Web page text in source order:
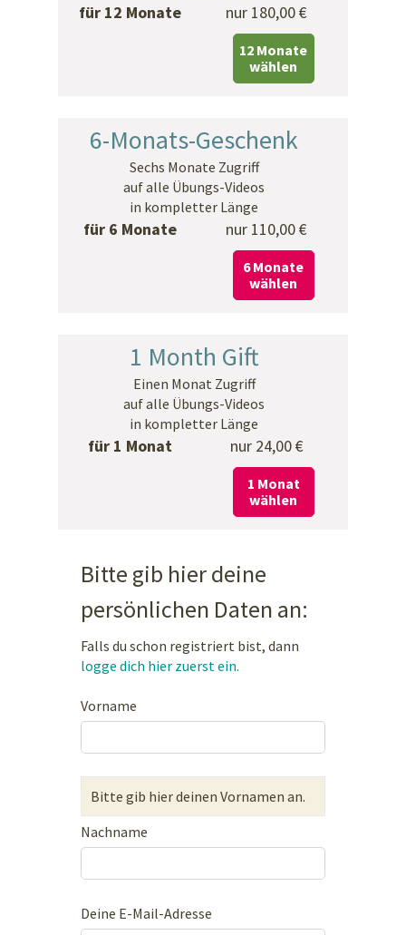
nur 180,00 €
für 12 Monate
12 Monate
wählen
6-Monats-Geschenk
Sechs Monate Zugriff
auf alle Übungs-Videos
in kompletter Länge
nur 110,00 €
für 6 Monate
6 Monate
wählen
1 Month Gift
Einen Monat Zugriff
auf alle Übungs-Videos
in kompletter Länge
nur 24,00 €
für 1 Monat
1 Monat
wählen
Bitte gib hier deine
persönlichen Daten an:
Falls du schon registriert bist, dann
logge dich hier zuerst ein.
Vorname
Bitte gib hier deinen Vornamen an.
Nachname
Deine E-Mail-Adresse